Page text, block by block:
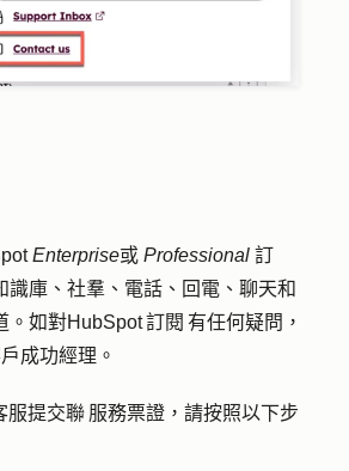
Enterprise或 Professional 訂
識庫、社羣、電話、回電、聊天和
。如對HubSpot 訂閱 有任何疑問，
成功經理。
服提交聯 服務票證，請按照以下步